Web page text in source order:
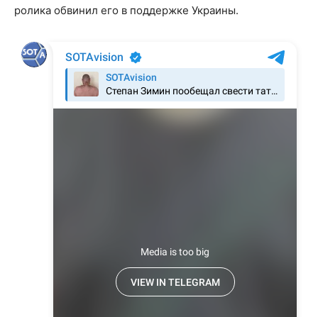
ролика обвинил его в поддержке Украины.